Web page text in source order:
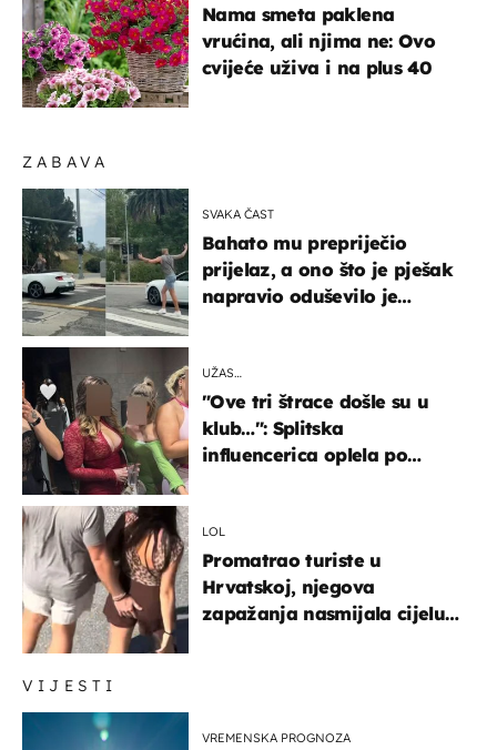
VIJESTI
VREMENSKA PROGNOZA
ZABAVA
SVAKA ČAST
Bahato mu prepriječio
prijelaz, a ono što je pješak
napravio oduševilo je
UŽAS…
"Ove tri štrace došle su u
klub…": Splitska
influencerica oplela po
LOL
Promatrao turiste u
Hrvatskoj, njegova
zapažanja nasmijala cijelu
Nama smeta paklena
vrućina, ali njima ne: Ovo
cvijeće uživa i na plus 40